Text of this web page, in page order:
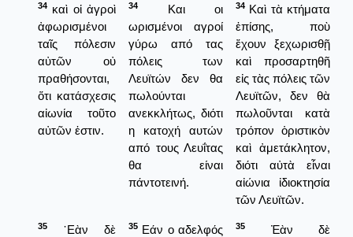
34 καὶ οἱ ἀγροὶ
ἀφωρισμένοι
ταῖς πόλεσιν
αὐτῶν οὐ
πραθήσονται,
ὅτι κατάσχεσις
αἰωνία τοῦτο
αὐτῶν ἐστιν.
34
Και οι
ωρισμένοι αγροί
γύρω από τας
πόλεις των
Λευϊτών δεν θα
πωλούνται
ανεκκλήτως, διότι
η κατοχή αυτών
από τους Λευΐτας
θα είναι
πάντοτεινή.
34 Καὶ τὰ κτήματα
ἐπίσης, ποὺ
ἔχουν ξεχωρισθῇ
καὶ προσαρτηθῆ
εἰς τὰς πόλεις τῶν
Λευϊτῶν, δεν θὰ
πωλοῦνται κατὰ
τρόπον ὁριστικὸν
καὶ ἀμετάκλητον,
διότι αὐτὰ εἶναι
αἰώνια ἰδιοκτησία
τῶν Λευϊτῶν.
35
᾿Εὰν δὲ
35 Εάν ο αδελφός
35
Ἐὰν δὲ